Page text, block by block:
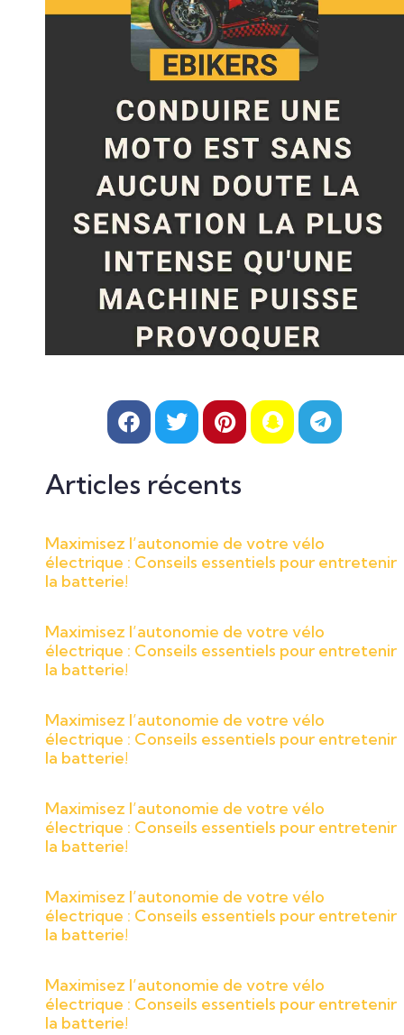
Articles récents
Maximisez l’autonomie de votre vélo
électrique : Conseils essentiels pour entretenir
la batterie!
Maximisez l’autonomie de votre vélo
électrique : Conseils essentiels pour entretenir
la batterie!
Maximisez l’autonomie de votre vélo
électrique : Conseils essentiels pour entretenir
la batterie!
Maximisez l’autonomie de votre vélo
électrique : Conseils essentiels pour entretenir
la batterie!
Maximisez l’autonomie de votre vélo
électrique : Conseils essentiels pour entretenir
la batterie!
Maximisez l’autonomie de votre vélo
électrique : Conseils essentiels pour entretenir
la batterie!